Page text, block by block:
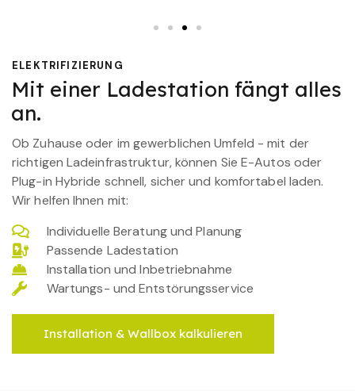
ELEKTRIFIZIERUNG
Mit einer Ladestation fängt alles
an.
Ob Zuhause oder im gewerblichen Umfeld - mit der
richtigen Ladeinfrastruktur, können Sie E-Autos oder
Plug-in Hybride schnell, sicher und komfortabel laden.
Wir helfen Ihnen mit:
Individuelle Beratung und Planung
Passende Ladestation
Installation und Inbetriebnahme
Wartungs- und Entstörungsservice
Installation & Wallbox kalkulieren